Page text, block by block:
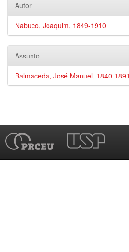
Autor
Nabuco, Joaquim, 1849-1910
Assunto
Balmaceda, José Manuel, 1840-1891